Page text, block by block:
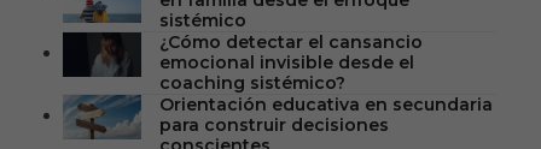
sistémico
¿Cómo detectar el cansancio
emocional invisible desde el
coaching sistémico?
Orientación educativa en secundaria
para construir decisiones